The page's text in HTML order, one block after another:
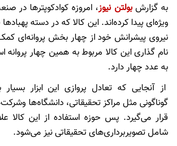
به گزارشبولتن نیوز، امروزه کوادکوپتر‌ها در
ویژه‌ای پیدا کرده‌اند. این کالا که در دسته
نیروی پیشرانش خود از چهار بخش پروانه‌ای
نام گذاری این کالا مربوط به همین چهار پروانه
به عدد چهار دارد.
از آنجایی که تعادل پروازی این ابزار
گوناگونی مثل مراکز تحقیقاتی، دانشگاه‌ها
قرار می‌گیرد. پس حوزه استفاده از این کالا
شامل تصویربرداری‌های تحقیقاتی نیز می‌شود.